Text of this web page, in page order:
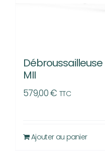
Débroussailleuse
MII
579,00€ TTC
Ajouter au panier